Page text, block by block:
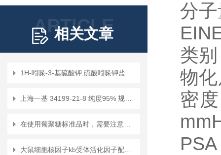
ARTICLE
相关文章
分
类
物
密